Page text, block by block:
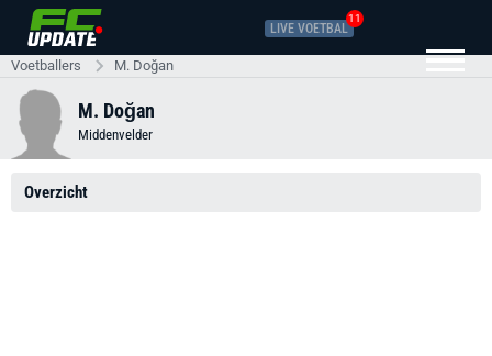
LIVE VOETBAL
11
Voetballers M. Doğan
M. Doğan
Middenvelder
Overzicht